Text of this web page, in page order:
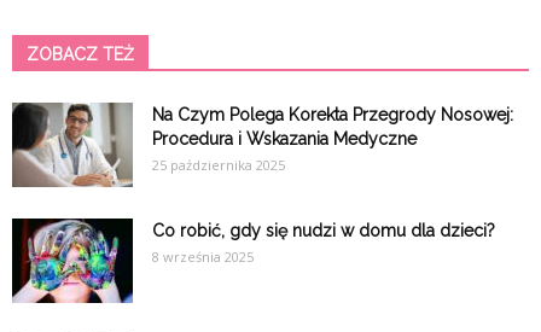
ZOBACZ TEŻ
Na Czym Polega Korekta Przegrody Nosowej:
Procedura i Wskazania Medyczne
25 października 2025
Co robić, gdy się nudzi w domu dla dzieci?
8 września 2025